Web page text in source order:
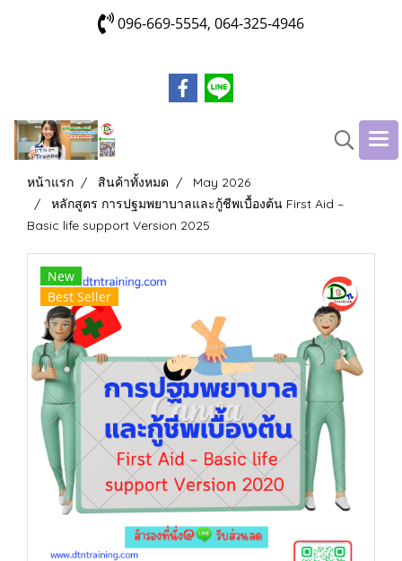
096-669-5554, 064-325-4946
หน้าแรก สินค้าทั้งหมด
May 2026
หลักสูตร การปฐมพยาบาลและกู้ชีพเบื้องต้น First Aid –
Basic life support Version 2025
New
Best Seller